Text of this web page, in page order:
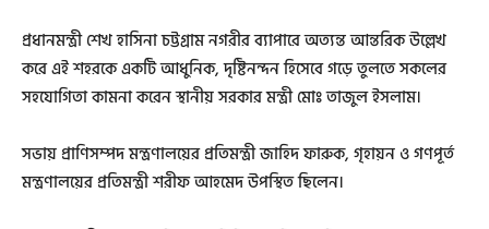
প্রধানমন্ত্রী শেখ হাসিনা চট্টগ্রাম নগরীর ব্যাপারে অত্যন্ত আন্তরিক উল্লেখ
করে এই শহরকে একটি আধুনিক, দৃষ্টিনন্দন হিসেবে গড়ে তুলতে সকলের
সহযোগিতা কামনা করেন স্থানীয় সরকার মন্ত্রী মোঃ তাজুল ইসলাম।
সভায় প্রাণিসম্পদ মন্ত্রণালয়ের প্রতিমন্ত্রী জাহিদ ফারুক, গৃহায়ন ও গণপূর্ত
মন্ত্রণালয়ের প্রতিমন্ত্রী শরীফ আহমেদ উপস্থিত ছিলেন।